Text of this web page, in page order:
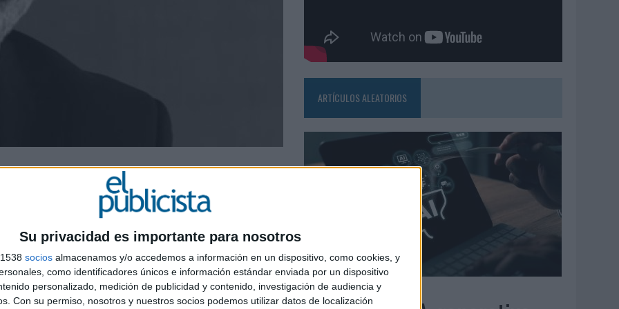
Su privacidad es importante para nosotros
socios almacenamos y/o accedemos a información en un dispositivo, como cookies, y
como identificadores únicos e información estándar enviada por un dispositivo
personalizado, medición de publicidad y contenido, investigación de audiencia y
Con su permiso, nosotros y nuestros socios podemos utilizar datos de localización
SPAIN PARA SAMSUNG ELECTRONICS IBERIA
publicitaria de Canal +. Desde su
de publicidad y brand experience de los
de pago de Telefónica
marketing y operaciones de Movistar+, un
estrategia que respalda la explotación publicitaria y
de la plataforma de televisión de pago
ARTÍCULOS ALEATORIOS
06/08/2026